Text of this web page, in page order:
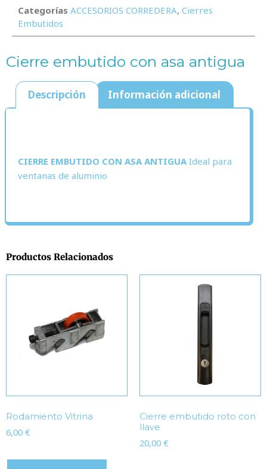
Categorías ACCESORIOS CORREDERA, Cierres
Embutidos
Cierre embutido con asa antigua
Descripción Información adicional
CIERRE EMBUTIDO CON ASA ANTIGUA Ideal para
ventanas de aluminio
Productos Relacionados
Rodamiento Vitrina
6,00 €
Cierre embutido roto con
llave
20,00 €